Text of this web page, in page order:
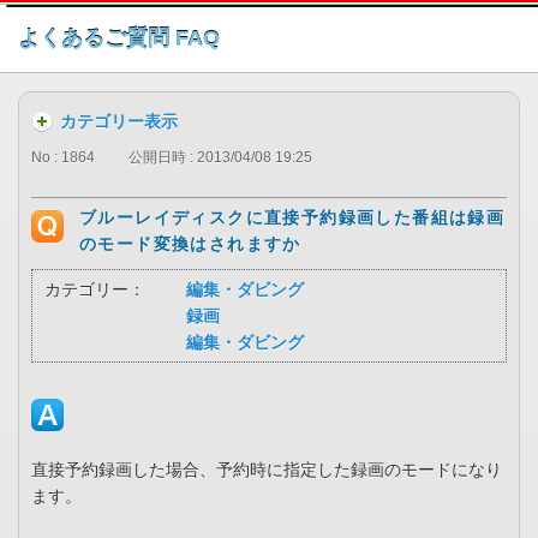
このページの本文へ
よくあるご質問 FAQ
カテゴリー表示
No : 1864 公開日時 : 2013/04/08 19:25
ブルーレイディスクに直接予約録画した番組は録画
のモード変換はされますか
カテゴリー：
編集・ダビング
録画
編集・ダビング
直接予約録画した場合、予約時に指定した録画のモードになり
ます。